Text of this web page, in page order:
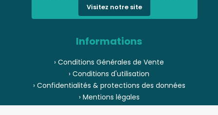
Visitez notre site
Informations
› Conditions Générales de Vente
› Conditions d'utilisation
› Confidentialités & protections des données
› Mentions légales